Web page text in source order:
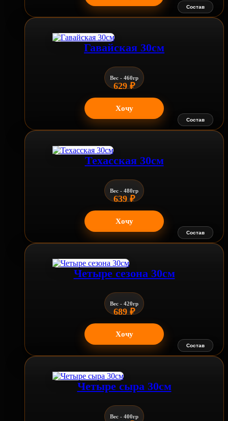
Состав
Состав
Гавайская 30см
Вес - 460гр
629₽
Хочу
Состав
Техасская 30см
Вес - 480гр
639₽
Хочу
Состав
Четыре сезона 30см
Вес - 420гр
689₽
Хочу
Четыре сыра 30см
Вес - 400гр